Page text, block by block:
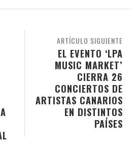
ARTÍCULO SIGUIENTE
EL EVENTO ‘LPA
MUSIC MARKET’
CIERRA 26
CONCIERTOS DE
ARTISTAS CANARIOS
EN DISTINTOS
PAÍSES